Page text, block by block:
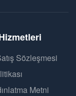
Sözleşmesi
Metni